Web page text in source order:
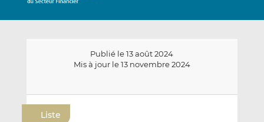
Publié le 13 août 2024
Mis à jour le 13 novembre 2024
Liste